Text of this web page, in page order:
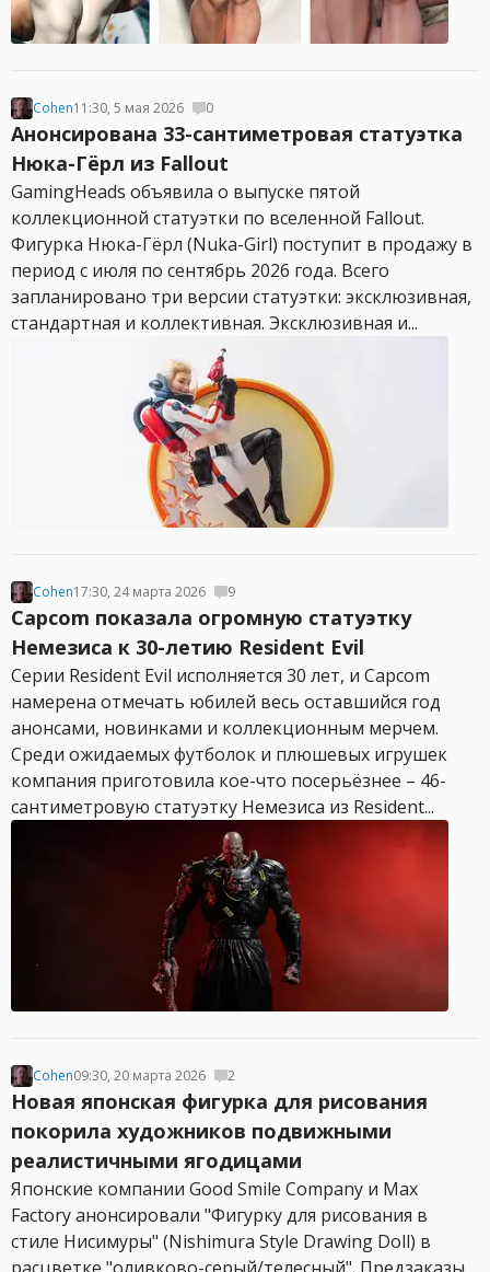
Cohen11:30, 5 мая 2026 0
Анонсирована 33-сантиметровая статуэтка
Нюка-Гёрл из Fallout
GamingHeads объявила о выпуске пятой
коллекционной статуэтки по вселенной Fallout.
Фигурка Нюка-Гёрл (Nuka-Girl) поступит в продажу в
период с июля по сентябрь 2026 года. Всего
запланировано три версии статуэтки: эксклюзивная,
стандартная и коллективная. Эксклюзивная и...
Cohen17:30, 24 марта 2026 9
Capcom показала огромную статуэтку
Немезиса к 30-летию Resident Evil
Серии Resident Evil исполняется 30 лет, и Capcom
намерена отмечать юбилей весь оставшийся год
анонсами, новинками и коллекционным мерчем.
Среди ожидаемых футболок и плюшевых игрушек
компания приготовила кое-что посерьёзнее – 46-
сантиметровую статуэтку Немезиса из Resident...
Cohen09:30, 20 марта 2026 2
Новая японская фигурка для рисования
покорила художников подвижными
реалистичными ягодицами
Японские компании Good Smile Company и Max
Factory анонсировали "Фигурку для рисования в
стиле Нисимуры" (Nishimura Style Drawing Doll) в